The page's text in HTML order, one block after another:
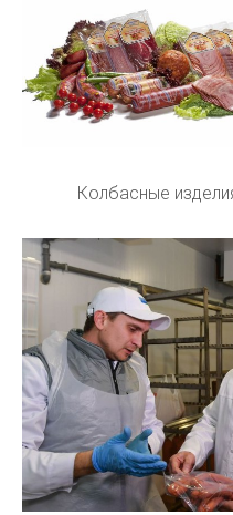
Колбасные